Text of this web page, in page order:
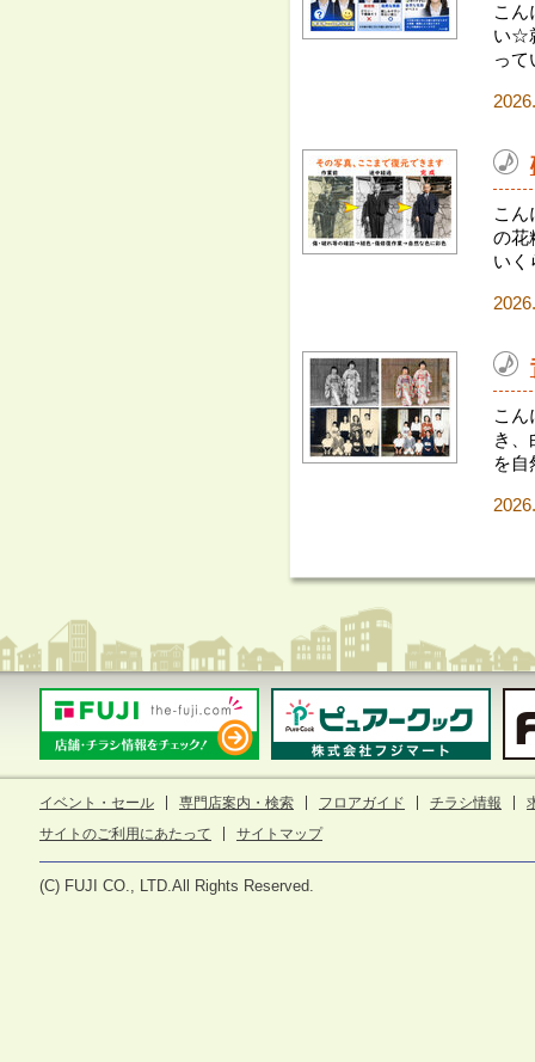
こ
い☆
って
こん
の花
いく
こん
き、
を自
イベント・セール 専門店案内・検索 フロアガイド チラシ情報
サイトのご利用にあたって
サイトマップ
(C) FUJI CO., LTD.All Rights Reserved.